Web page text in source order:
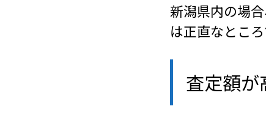
新潟県内の場
は正直なところ
査定額が